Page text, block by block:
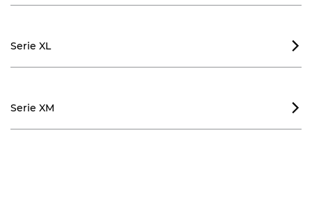
Serie XL 
Serie XM 